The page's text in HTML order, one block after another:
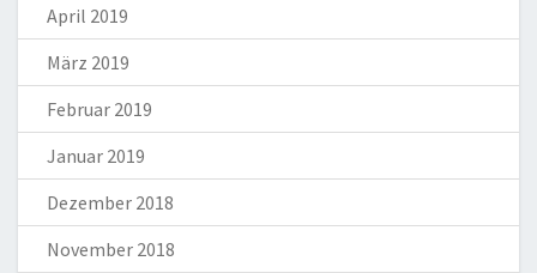
April 2019
März 2019
Februar 2019
Januar 2019
Dezember 2018
November 2018